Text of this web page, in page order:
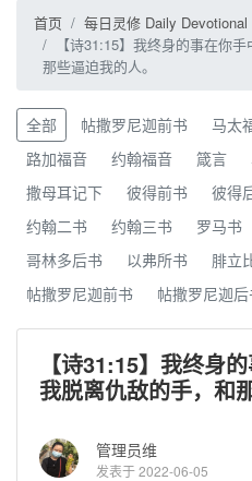
首页
每日灵修 Daily Devotional
【诗31:15】我终身的事在你
那些逼迫我的人。
全部 帖撒罗尼迦前书 马太
路加福音
约翰福音 箴言
撒母耳记下
彼得前书 彼得
约翰二书
约翰三书 罗马书
哥林多后书
以弗所书 腓立
帖撒罗尼迦前书
帖撒罗尼迦
【诗31:15】我终身
我脱离仇敌的手，和
管理员维
发表于 2022-06-05